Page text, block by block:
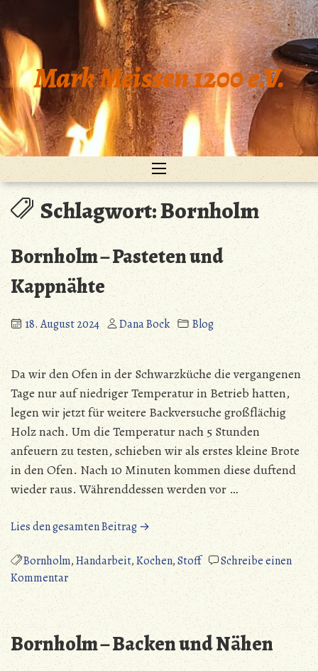
Inhalt
springen
Mark Meissen 1200 e.V.
Schlagwort:Bornholm
Bornholm – Pasteten und
Kappnähte
18. August 2024 Dana Bock Blog
Da wir den Ofen in der Schwarzküche die vergangenen
Tage nur auf niedriger Temperatur in Betrieb hatten,
legen wir jetzt für weitere Backversuche großflächig
Holz nach. Um die Temperatur nach 5 Stunden
anfeuern zu testen, schieben wir als erstes kleine Brote
in den Ofen. Nach 10 Minuten kommen diese duftend
wieder raus. Währenddessen werden vor …
Lies den gesamten Beitrag →„Bornholm
–
Pasteten
und
Kappnähte“
Bornholm,Handarbeit,Kochen,Stoff
Schreibe einen
Kommentarzu
Bornholm
–
Pasteten
und
Kappnähte
Bornholm – Backen und Nähen